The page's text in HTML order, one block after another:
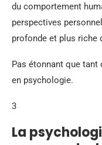
du comportement
perspectives
profonde et plus riche
Pas étonnant que tant
en psychologie.
3
La